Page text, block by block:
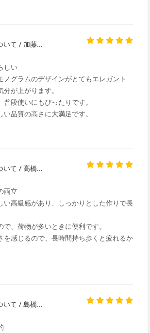
いて / 加藤...
しい
ノグラムのデザインがとてもエレガント
が上がります。
段使いにもぴったりです。
品質の高さに大満足です。
いて / 高橋...
両立
い高級感があり、しっかりとした作りで長
、荷物が多いときに便利です。
を感じるので、長時間持ち歩くと疲れるか
いて / 島橋...